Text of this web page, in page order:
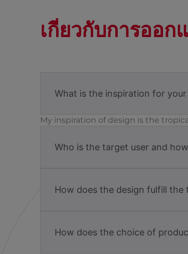
เกี่ยวกับการออก
What is the inspiration for your
My inspiration of design is the
Who is the target user and
How does the design fulfill
How does the choice of